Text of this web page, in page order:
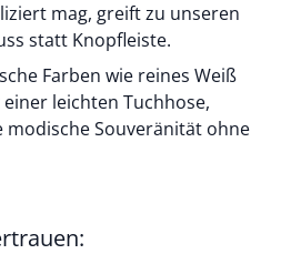
mag, greift zu unseren
statt Knopfleiste.
Farben wie reines Weiß
leichten Tuchhose,
modische Souveränität ohne